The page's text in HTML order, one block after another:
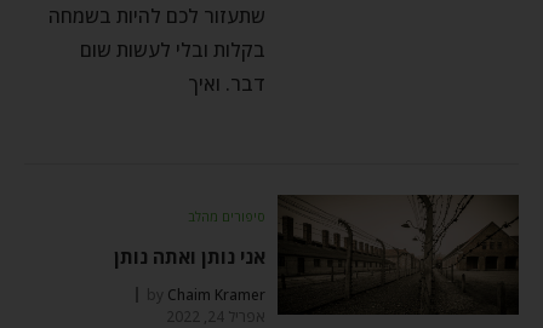
שתעזור לכם להיות בשמחה
בקלות ובלי לעשות שום
דבר. ואיך
סיפורים מהלב
אני נותן ואתה נותן
by Chaim Kramer
אפריל 24, 2022